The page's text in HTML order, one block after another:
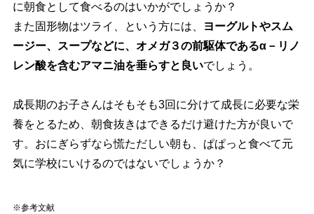
に朝食として食べるのはいかがでしょうか？
また固形物はツライ、という方には、
ヨーグルトやスム
ージー、スープなどに、オメガ３の前駆体であるα－リノ
レン酸を含むアマニ油を垂らすと良いでしょう。
成長期のお子さんはそもそも3回に分けて成長に必要な栄
養をとるため、朝食抜きはできるだけ避けた方が良いで
す。おにぎらずなら慌ただしい朝も、ぱぱっと食べて元
気に学校にいけるのではないでしょうか？
※参考文献